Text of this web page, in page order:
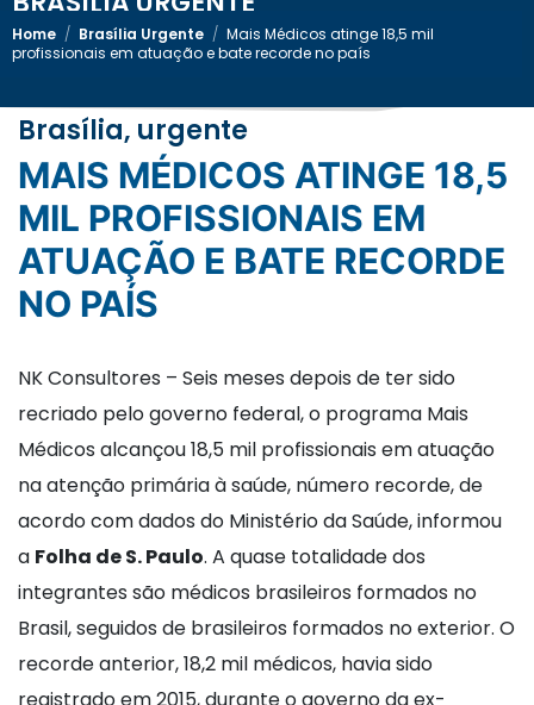
Home / Brasília Urgente / Mais Médicos atinge 18,5 mil
profissionais em atuação e bate recorde no país
Brasília, urgente
MAIS MÉDICOS ATINGE 18,5
MIL PROFISSIONAIS EM
ATUAÇÃO E BATE RECORDE
NO PAÍS
NK Consultores – Seis meses depois de ter sido
recriado pelo governo federal, o programa Mais
Médicos alcançou 18,5 mil profissionais em atuação
na atenção primária à saúde, número recorde, de
acordo com dados do Ministério da Saúde, informou
a Folha de S. Paulo. A quase totalidade dos
integrantes são médicos brasileiros formados no
Brasil, seguidos de brasileiros formados no exterior. O
recorde anterior, 18,2 mil médicos, havia sido